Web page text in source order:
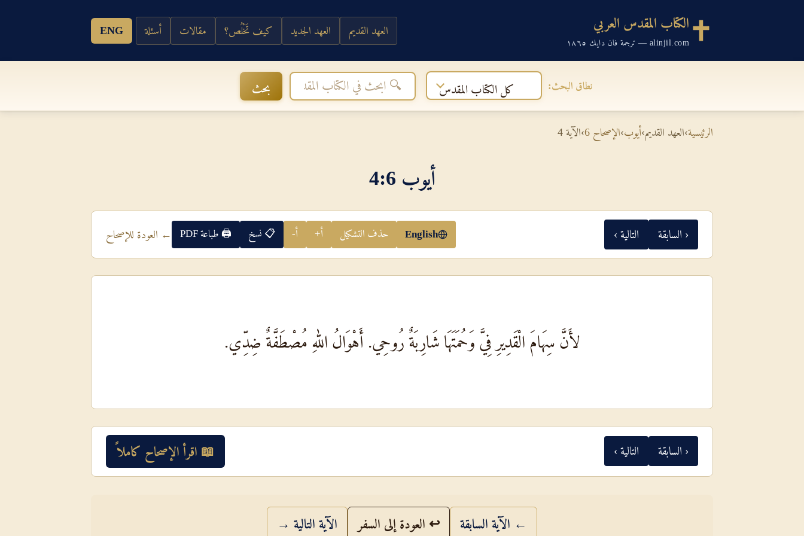
الكتاب المقدس العربي
alinjil.com — ترجمة فان دايك ١٨٦٥
العهد القديم العهد الجديد كيف تَخْلُص؟ مقالات أسئلة ENG
نطاق البحث: كل الكتاب المقدس بحث
الرئيسية›العهد القديم›أيوب›الإصحاح 6 ›الآية 4
أيوب 6‏:‏4
‹ السابقة التالية › English حذف التشكيل أ+ أ- 📋 نسخ 🖨 طباعة PDF ← العودة للإصحاح
لأَنَّ سِهَامَ الْقَدِيرِ فِيَّ وَحُمَتَهَا شَارِبَةٌ رُوحِي. أَهْوَالُ اللهِ مُصْطَفَّةٌ ضِدِّي.
‹ السابقة التالية › 📖 اقرأ الإصحاح كاملاً
← الآية السابقة ↩ العودة إلى السفر الآية التالية →